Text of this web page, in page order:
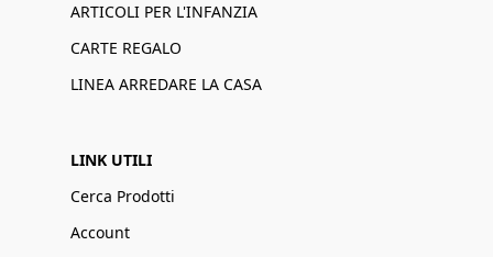
ARTICOLI PER L'INFANZIA
CARTE REGALO
LINEA ARREDARE LA CASA
LINK UTILI
Cerca Prodotti
Account